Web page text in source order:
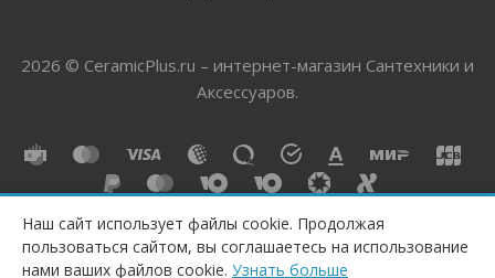
2026 © CeramicPlus.ru – интернет-магазин Сантехники и
Аксессуаров.
Наш сайт использует файлы cookie. Продолжая
пользоваться сайтом, вы соглашаетесь на использование
нами ваших файлов cookie. Узнать больше